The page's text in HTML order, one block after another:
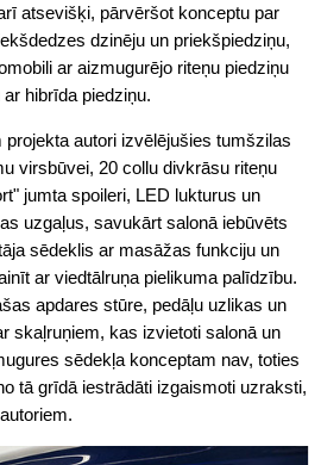
atsevišķi, pārvēršot konceptu par
dzinēju un priekšpiedziņu,
ar aizmugurējo riteņu piedziņu
hibrīda piedziņu.
autori izvēlējušies tumšzilas
virsbūvei, 20 collu divkrāsu riteņu
jumta spoileri, LED lukturus un
uzgaļus, savukārt salonā iebūvēts
sēdeklis ar masāžas funkciju un
ar viedtālruņa pielikuma palīdzību.
apdares stūre, pedāļu uzlikas un
skaļruņiem, kas izvietoti salonā un
sēdekļa konceptam nav, toties
tā grīdā iestrādāti izgaismoti uzraksti,